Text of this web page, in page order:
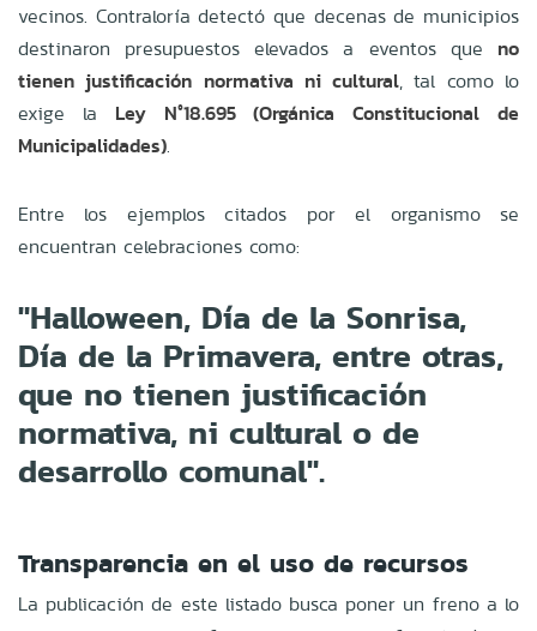
vecinos. Contraloría detectó que decenas de municipios
destinaron presupuestos elevados a eventos que no
tienen justificación normativa ni cultural, tal como lo
exige la Ley N°18.695 (Orgánica Constitucional de
Municipalidades).
Entre los ejemplos citados por el organismo se
encuentran celebraciones como:
"Halloween, Día de la Sonrisa,
Día de la Primavera, entre otras,
que no tienen justificación
normativa, ni cultural o de
desarrollo comunal".
Transparencia en el uso de recursos
La publicación de este listado busca poner un freno a lo